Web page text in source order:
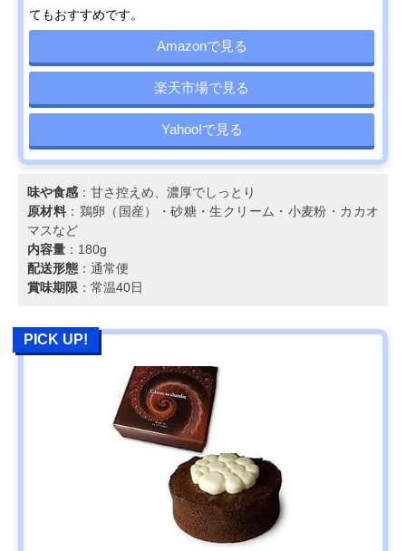
てもおすすめです。
Amazonで見る
楽天市場で見る
Yahoo!で見る
味や食感 ：甘さ控えめ、濃厚でしっとり
原材料 ：鶏卵（国産）・砂糖・生クリーム・小麦粉・カカオ
マスなど
内容量 ：180g
配送形態 ：通常便
賞味期限 ：常温40日
PICK UP!